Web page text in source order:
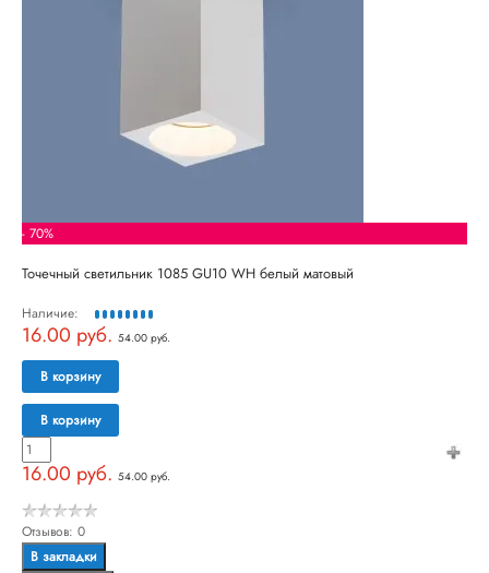
- 70%
Точечный светильник 1085 GU10 WH белый матовый
Наличие:
16.00 руб. 54.00 руб.
В корзину
В корзину
16.00 руб. 54.00 руб.
Отзывов: 0
В закладки